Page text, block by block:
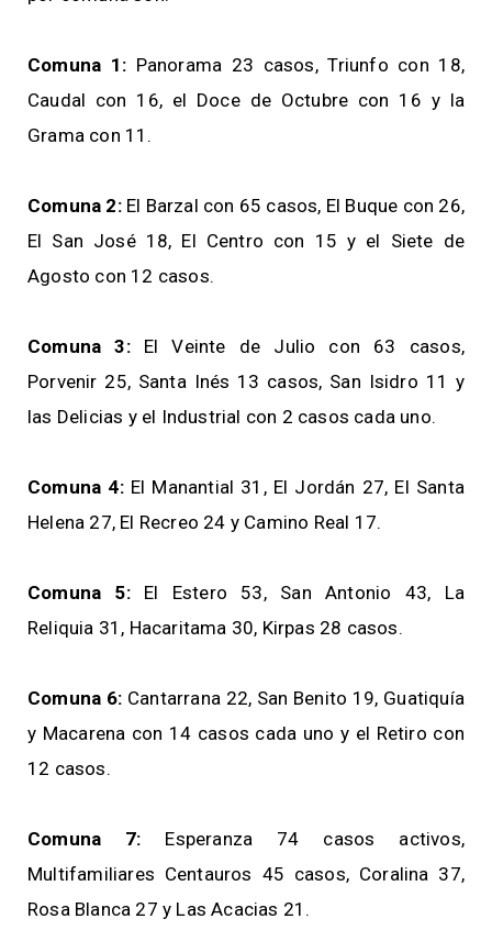
Comuna 1: Panorama 23 casos, Triunfo con 18,
Caudal con 16, el Doce de Octubre con 16 y la
Grama con 11.
Comuna 2:El Barzal con 65 casos, El Buque con 26,
El San José 18, El Centro con 15 y el Siete de
Agosto con 12 casos.
Comuna 3:El Veinte de Julio con 63 casos,
Porvenir 25, Santa Inés 13 casos, San Isidro 11 y
las Delicias y el Industrial con 2 casos cada uno.
Comuna 4: El Manantial 31, El Jordán 27, El Santa
Helena 27, El Recreo 24 y Camino Real 17.
Comuna 5:El Estero 53, San Antonio 43, La
Reliquia 31, Hacaritama 30, Kirpas 28 casos.
Comuna 6: Cantarrana 22, San Benito 19, Guatiquía
y Macarena con 14 casos cada uno y el Retiro con
12 casos.
Comuna 7: Esperanza 74 casos activos,
Multifamiliares Centauros 45 casos, Coralina 37,
Rosa Blanca 27 y Las Acacias 21.